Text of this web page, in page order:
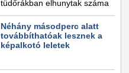
tüdőrákban elhunytak száma
Néhány másodperc alatt
továbbíthatóak lesznek a
képalkotó leletek